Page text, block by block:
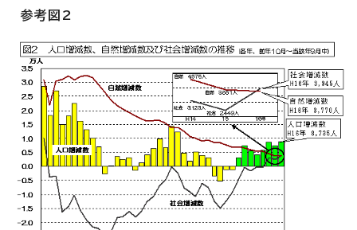
参考図2